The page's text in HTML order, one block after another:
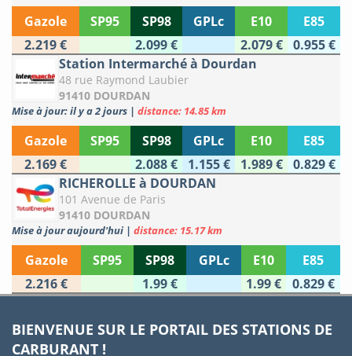
Gazole SP95 SP98 GPLc E10
E85
2.219 €
2.099 € 2.079 €
0.955 €
Station Intermarché à Dourdan
48 rue Raymond Laubier
91410 DOURDAN
Mise à jour: il y a 2 jours | distance: 14.85 km
Gazole SP95 SP98 GPLc E10
E85
2.169 €
2.088 € 1.155 € 1.989 €
0.829 €
RICHEROLLE à DOURDAN
101 Avenue de Paris
91410 DOURDAN
Mise à jour aujourd'hui | distance: 15.17 km
Gazole SP95 SP98 GPLc E10
E85
2.216 €
1.99 € 1.99 € 0.829 €
BIENVENUE SUR LE PORTAIL DES STATIONS DE
CARBURANT !